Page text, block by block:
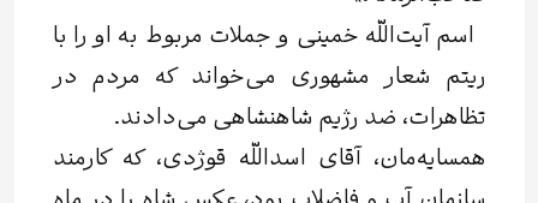
اسم آیت‌اللّه خمینی و جملات مربوط به او را با
ریتم شعار مشهوری می‌خواند که مردم در
تظاهرات، ضد رژیم شاهنشاهی می‌دادند.
همسایه‌مان، آقای اسداللّه قوژدی، که کارمند